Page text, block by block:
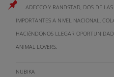
ADECCO Y RANDSTAD, DOS DE
IMPORTANTES A NIVEL NACIONAL,
HACIéNDONOS LLEGAR
ANIMAL LOVERS.
NUBIKA